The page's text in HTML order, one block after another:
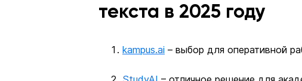
текста в 2025 году
kampus.ai – выбор для оперативной